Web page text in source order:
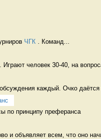
ЧГК . Команд...
. Играют человек 30-40, на
каждый. Очко даётся
по принципу преферанса
и объявляет всем, что оно